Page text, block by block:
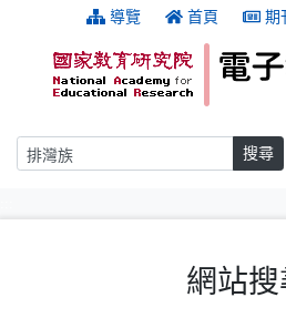
跳到主要內容 導覽 首頁 期
搜尋 搜尋
網站搜